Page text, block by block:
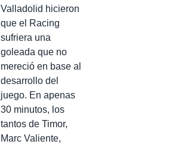
Valladolid hicieron
que el Racing
sufriera una
goleada que no
mereció en base al
desarrollo del
juego. En apenas
30 minutos, los
tantos de Timor,
Marc Valiente,